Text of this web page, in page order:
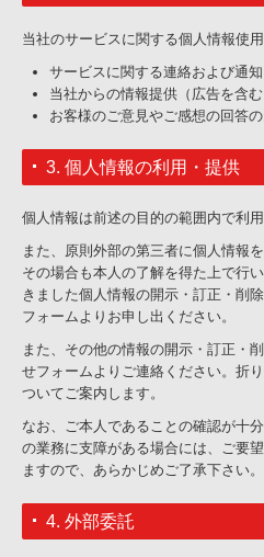
当社のサービスに関する個人情報使
サービスに関する連絡および通知
当社からの情報提供（広告を含む
お客様のご意見やご感想の回答
3. 個人情報の利用・提供
個人情報は前述の目的の範囲内で利用
また、原則外部の第三者に個人情報
その場合も本人の了解を得た上で行
きました個人情報の開示・訂正・削
フォームよりお申し出ください。
また、その他の情報の開示・訂正・
せフォームよりご連絡ください。折
ついてご案内します。
なお、ご本人であることの確認が十
の業務に支障がある場合には、ご要
ますので、あらかじめご了承下さい。
4. 外部委託